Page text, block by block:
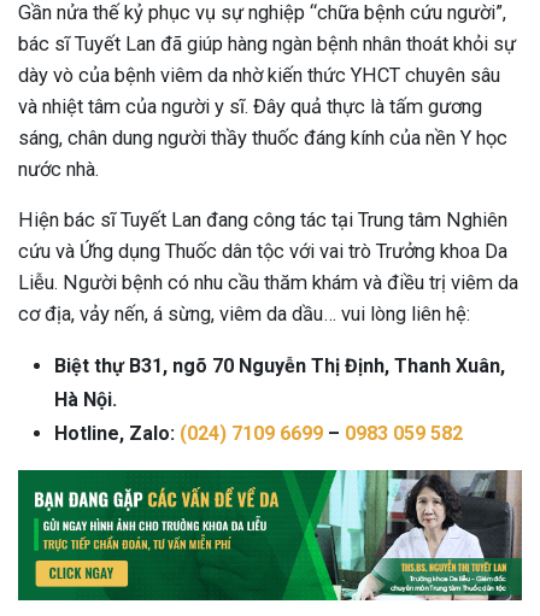
Gần nửa thế kỷ phục vụ sự nghiệp “chữa bệnh cứu người”,
bác sĩ Tuyết Lan đã giúp hàng ngàn bệnh nhân thoát khỏi sự
dày vò của bệnh viêm da nhờ kiến thức YHCT chuyên sâu
và nhiệt tâm của người y sĩ. Đây quả thực là tấm gương
sáng, chân dung người thầy thuốc đáng kính của nền Y học
nước nhà.
Hiện bác sĩ Tuyết Lan đang công tác tại Trung tâm Nghiên
cứu và Ứng dụng Thuốc dân tộc với vai trò Trưởng khoa Da
Liễu. Người bệnh có nhu cầu thăm khám và điều trị viêm da
cơ địa, vảy nến, á sừng, viêm da dầu… vui lòng liên hệ:
Biệt thự B31, ngõ 70 Nguyễn Thị Định, Thanh Xuân,
Hà Nội.
Hotline, Zalo: (024) 7109 6699 – 0983 059 582